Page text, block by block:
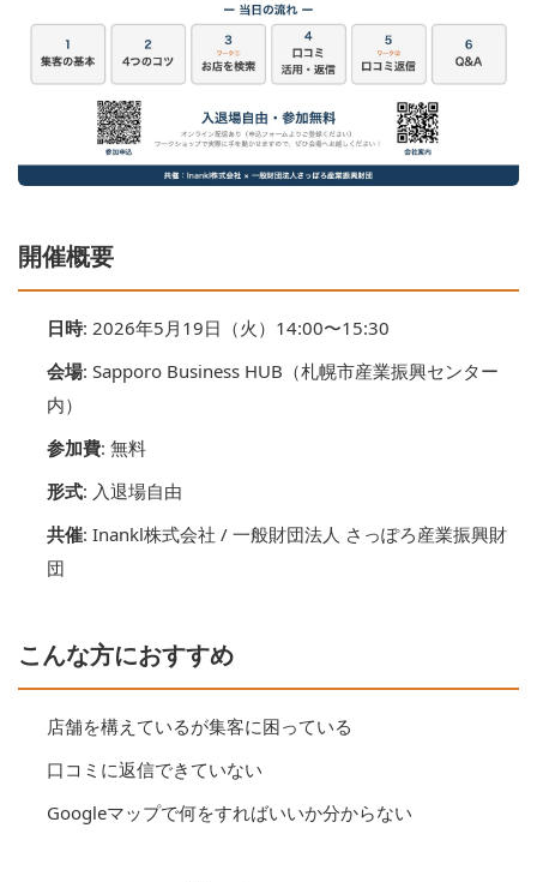
開催概要
日時: 2026年5月19日（火）14:00〜15:30
会場: Sapporo Business HUB（札幌市産業振興センター
内）
参加費: 無料
形式: 入退場自由
共催: Inankl株式会社 / 一般財団法人 さっぽろ産業振興財
団
こんな方におすすめ
店舗を構えているが集客に困っている
口コミに返信できていない
Googleマップで何をすればいいか分からない